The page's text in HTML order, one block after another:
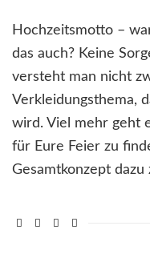
Hochzeitsmotto –
das auch? Keine
versteht man nicht
Verkleidungsthema,
wird. Viel mehr geht
für Eure Feier zu
Gesamtkonzept dazu